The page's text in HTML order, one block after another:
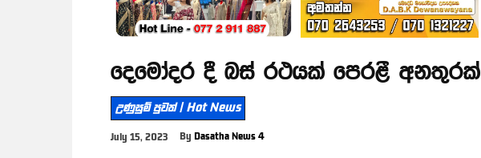
දෙමෝදර දී බස් රථයක් පෙරළී අනතුරක්
උණුසුම් පුවත් | Hot News
July 15, 2023 By Dasatha News 4